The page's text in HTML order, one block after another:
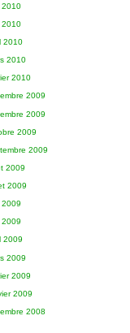
2010
2010
2010
2010
2010
2009
2009
2009
2009
2009
2009
2009
2009
2009
2009
2009
2009
2008